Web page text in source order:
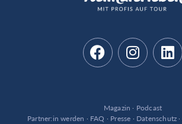
Magazin · Podcast
Partner:in werden · FAQ · Presse · Datenschutz ·